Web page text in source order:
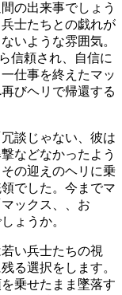
の出来事でしょう
士たちとの戯れが
いような雰囲気。
信頼され、自信に
仕事を終えたマッ
びヘリで帰還する
談じゃない、彼は
などなかったよう
の迎えのヘリに乗
でした。今までマ
ックス、、お
ょうか。
い兵士たちの視
る選択をします。
乗せたまま墜落す